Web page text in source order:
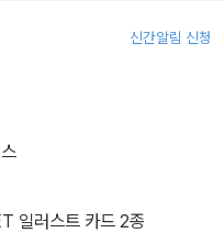
신간알림 신청
일러스트 카드 2종